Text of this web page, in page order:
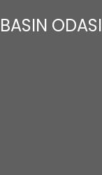
BASIN ODASI